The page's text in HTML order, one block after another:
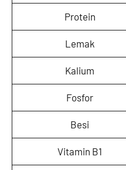
Protein
Lemak
Kalium
Fosfor
Besi
Vitamin B1